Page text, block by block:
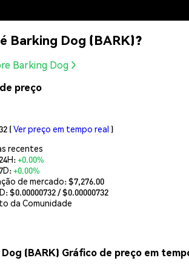
Barking Dog (BARK)?
Barking Dog
preço
(Ver preço em tempo real )
recentes
+0.00%
+0.00%
de mercado:$7,276.00
$0.00000732/ $0.00000732
da Comunidade
(BARK) Gráfico de preço em